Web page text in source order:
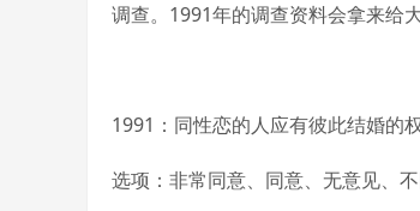
调查。1991年的调查资料会拿来给
1991：同性恋的人应有彼此结婚的权
选项：非常同意、同意、无意见、